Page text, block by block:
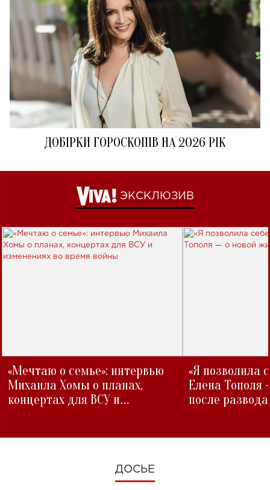
ДОБІРКИ ГОРОСКОПІВ НА 2026 РІК
ЭКСКЛЮЗИВ
«Мечтаю о семье»: интервью
Михаила Хомы о планах,
концертах для ВСУ и
«Я позволила
Елена Тополя
после развода
ДОСЬЕ